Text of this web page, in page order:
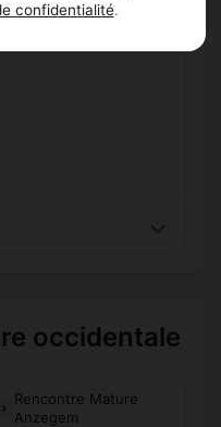
confidentialité.
occidentale
Rencontre Mature
Anzegem